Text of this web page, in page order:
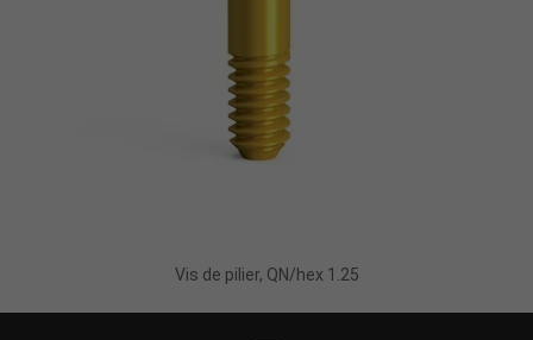
Vis de pilier, QN/hex 1.25